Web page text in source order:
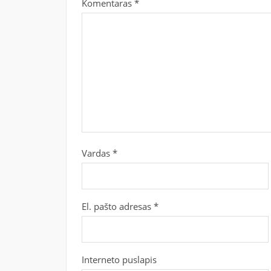
Komentaras *
Vardas *
El. pašto adresas *
Interneto puslapis